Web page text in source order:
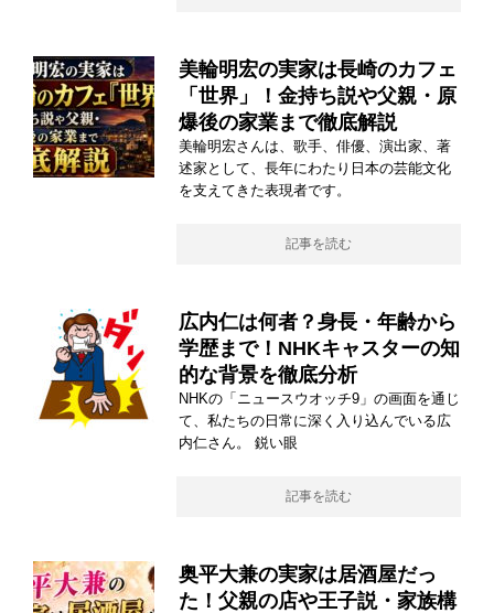
美輪明宏の実家は長崎のカフェ
「世界」！金持ち説や父親・原
爆後の家業まで徹底解説
美輪明宏さんは、歌手、俳優、演出家、著
述家として、長年にわたり日本の芸能文化
を支えてきた表現者です。
記事を読む
広内仁は何者？身長・年齢から
学歴まで！NHKキャスターの知
的な背景を徹底分析
NHKの「ニュースウオッチ9」の画面を通じ
て、私たちの日常に深く入り込んでいる広
内仁さん。 鋭い眼
記事を読む
奥平大兼の実家は居酒屋だっ
た！父親の店や王子説・家族構